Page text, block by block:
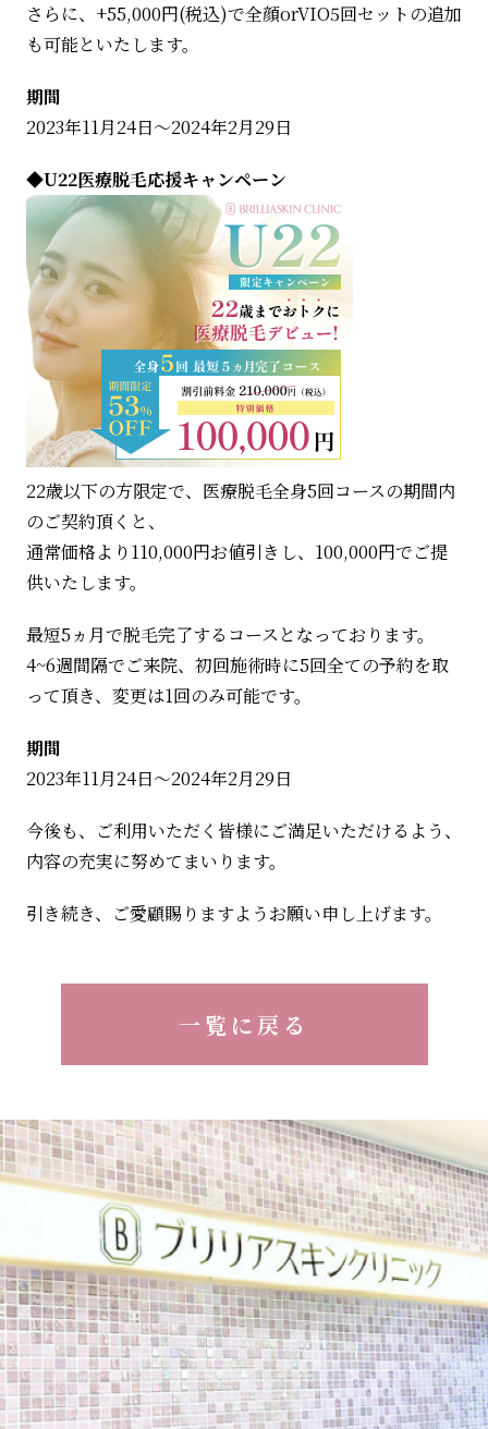
さらに、+55,000円(税込)で全顔orVIO5回セットの追加
も可能といたします。
期間
2023年11月24日～2024年2月29日
◆U22医療脱毛応援キャンペーン
22歳以下の方限定で、医療脱毛全身5回コースの期間内
のご契約頂くと、
通常価格より110,000円お値引きし、100,000円でご提
供いたします。
最短5ヵ月で脱毛完了するコースとなっております。
4~6週間隔でご来院、初回施術時に5回全ての予約を取
って頂き、変更は1回のみ可能です。
期間
2023年11月24日～2024年2月29日
今後も、ご利用いただく皆様にご満足いただけるよう、
内容の充実に努めてまいります。
引き続き、ご愛顧賜りますようお願い申し上げます。
一覧に戻る